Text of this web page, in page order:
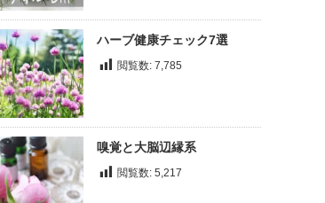
ハーブ健康チェック7選
閲覧数: 7,785
嗅覚と大脳辺縁系
閲覧数: 5,217